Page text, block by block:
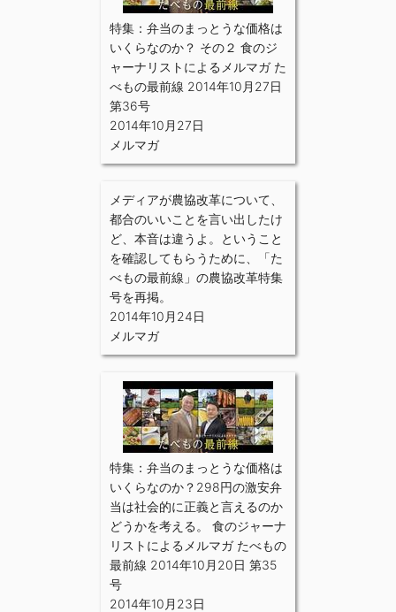
特集：弁当のまっとうな価格は
いくらなのか？ その２ 食のジ
ャーナリストによるメルマガ た
べもの最前線 2014年10月27日
第36号
2014年10月27日
メルマガ
メディアが農協改革について、
都合のいいことを言い出したけ
ど、本音は違うよ。ということ
を確認してもらうために、「た
べもの最前線」の農協改革特集
号を再掲。
2014年10月24日
メルマガ
特集：弁当のまっとうな価格は
いくらなのか？298円の激安弁
当は社会的に正義と言えるのか
どうかを考える。 食のジャーナ
リストによるメルマガ たべもの
最前線 2014年10月20日 第35
号
2014年10月23日